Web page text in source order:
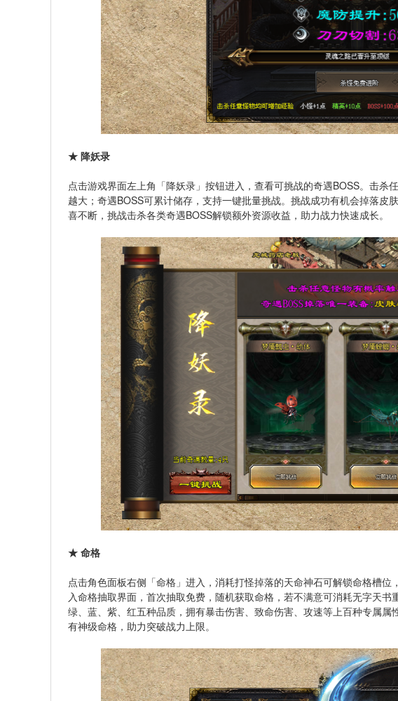
★ 降妖录
点击游戏界面左上角「降妖录」按钮进入，查看可挑战的奇遇BOSS。击杀
越大；奇遇BOSS可累计储存，支持一键批量挑战。挑战成功有机会掉落
喜不断，挑战击杀各类奇遇BOSS解锁额外资源收益，助力战力快速成长。
★ 命格
点击角色面板右侧「命格」进入，消耗打怪掉落的天命神石可解锁命格槽
入命格抽取界面，首次抽取免费，随机获取命格，若不满意可消耗无字天书
绿、蓝、紫、红五种品质，拥有暴击伤害、致命伤害、攻速等上百种专属
有神级命格，助力突破战力上限。